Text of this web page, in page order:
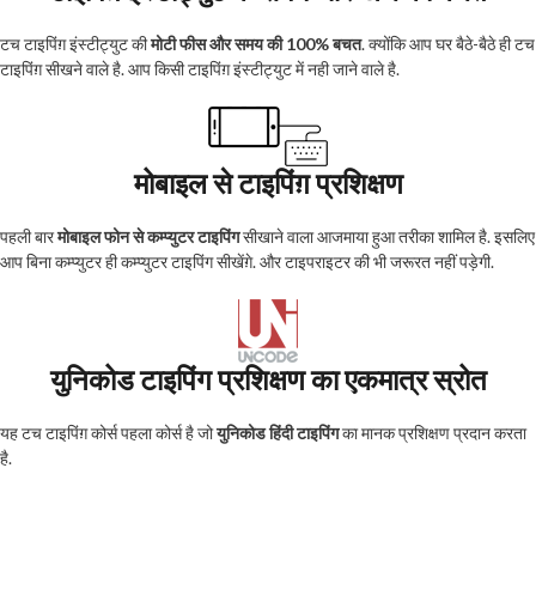
टच टाइपिंग़ इंस्टीट्युट कीमोटी फीस और समय की 100% बचत. क्योंकि आप घर बैठे-बैठे ही टच
टाइपिंग़ सीखने वाले है. आप किसी टाइपिंग़ इंस्टीट्युट में नही जाने वाले है.
मोबाइल से टाइपिंग़ प्रशिक्षण
पहली बारमोबाइल फोन से कम्प्युटर टाइपिंगसीखाने वाला आजमाया हुआ तरीका शामिल है. इसलिए
आप बिना कम्प्युटर ही कम्प्युटर टाइपिंग सीखेंग़े. और टाइपराइटर की भी जरूरत नहीं पड़ेगी.
युनिकोड टाइपिंग प्रशिक्षण का एकमात्र स्रोत
यह टच टाइपिंग़ कोर्स पहला कोर्स है जोयुनिकोड हिंदी टाइपिंगका मानक प्रशिक्षण प्रदान करता
है.